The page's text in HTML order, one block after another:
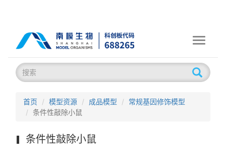
Toggle
首页 模型资源 成品模型
常规基因修饰模型
条件性敲除小鼠
条件性敲除小鼠